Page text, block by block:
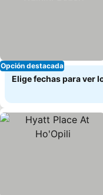
Opción destacada
Elige fechas para ver